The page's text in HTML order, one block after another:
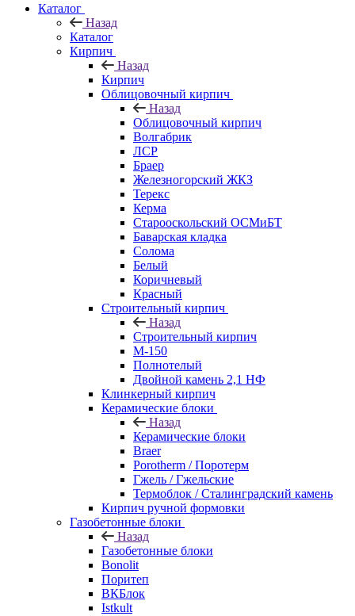
Каталог
Назад
Каталог
Кирпич
Назад
Кирпич
Облицовочный кирпич
Назад
Облицовочный кирпич
Волгабрик
ЛСР
Браер
Железногорский ЖКЗ
Терекс
Керма
Старооскольский ОСМиБТ
Баварская кладка
Солома
Белый
Коричневый
Красный
Строительный кирпич
Назад
Строительный кирпич
М-150
Полнотелый
Двойной камень 2,1 НФ
Клинкерный кирпич
Керамические блоки
Назад
Керамические блоки
Braer
Porotherm / Поротерм
Гжель / Гжельские
Термоблок / Сталинградский камень
Кирпич ручной формовки
Газобетонные блоки
Назад
Газобетонные блоки
Bonolit
Поритеп
ВКБлок
Istkult